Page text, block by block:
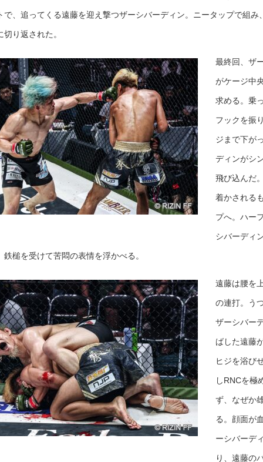
で、追ってくる遠藤を迎え撃つザーシバーディン。ニータップで組み
切り返された。
最終回、ザ
がケージ中
求める。乗
フックを振
ジまで下が
ディンがシ
飛び込んだ
着かされる
プへ。ハー
シバーディ
鉄槌を受けて苦悶の表情を浮かべる。
遠藤は腰を
の連打。う
ザーシバー
ばした遠藤
ヒジを浴び
しRNCを極
ず、なぜか
る。顔面が
ーシバーデ
り、遠藤の